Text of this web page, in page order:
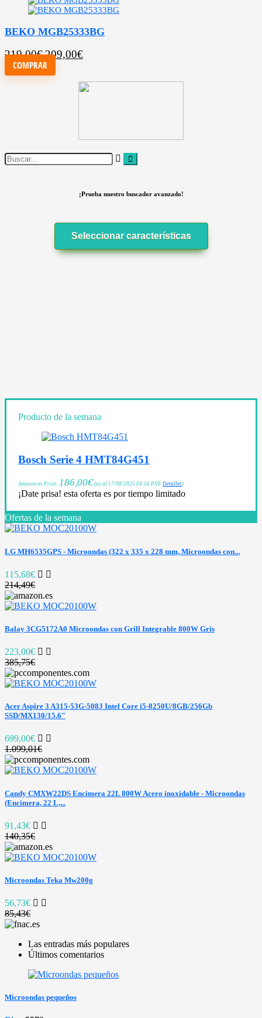
BEKO MGB25333BG
219,00€209,00€
COMPRAR
¡Prueba nuestro buscador avanzado!
Seleccionar características
Producto de la semana
Bosch Serie 4 HMT84G451
Amazon.es Price: 186,00€ (as of 17/08/2025 04:56 PST- Detalles)
¡Date prisa! esta oferta es por tiempo limitado
Ofertas de la semana
LG MH6535GPS - Microondas (322 x 335 x 228 mm, Microondas con...
115,68€
214,49€
Balay 3CG5172A0 Microondas con Grill Integrable 800W Gris
223,00€
385,75€
Acer Aspire 3 A315-53G-508J Intel Core i5-8250U/8GB/256Gb
SSD/MX130/15.6"
699,00€
1.099,01€
Candy CMXW22DS Encimera 22L 800W Acero inoxidable - Microondas
(Encimera, 22 L,...
91,43€
140,35€
Microondas Teka Mw200g
56,73€
85,43€
Las entradas más populares
Últimos comentarios
Microondas pequeños